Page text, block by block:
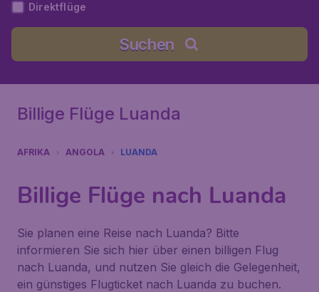
Direktflüge
Suchen
Billige Flüge Luanda
AFRIKA ANGOLA LUANDA
Billige Flüge nach Luanda
Sie planen eine Reise nach Luanda? Bitte
informieren Sie sich hier über einen billigen Flug
nach Luanda, und nutzen Sie gleich die Gelegenheit,
ein günstiges Flugticket nach Luanda zu buchen.